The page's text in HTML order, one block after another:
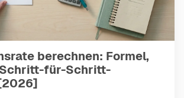
berechnen: Formel,
für-Schritt-